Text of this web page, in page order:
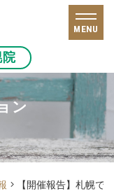
院
MENU
ン
【開催報告】札幌で